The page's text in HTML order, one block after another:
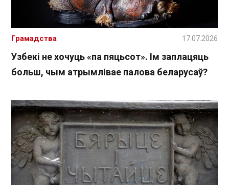
Узбекі не хочуць «па пяцьсот». Ім заплацяць
больш, чым атрымлівае палова беларусаў?
Грамадства 17.07.2026